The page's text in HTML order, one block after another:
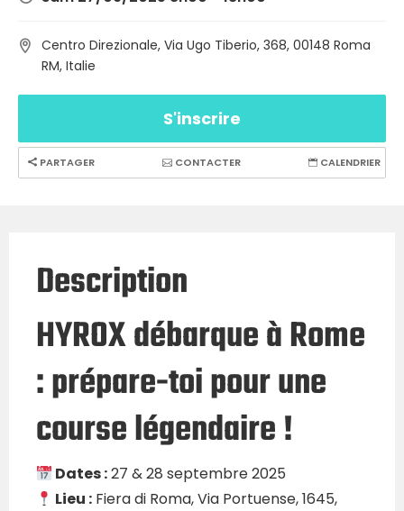
Promo
Centro Direzionale, Via Ugo Tiberio, 368, 00148 Roma
RM, Italie
S'inscrire
PARTAGER CONTACTER CALENDRIER
Description
HYROX débarque à Rome
: prépare-toi pour une
course légendaire !
Dates :27 & 28 septembre 2025
Lieu : Fiera di Roma, Via Portuense, 1645,